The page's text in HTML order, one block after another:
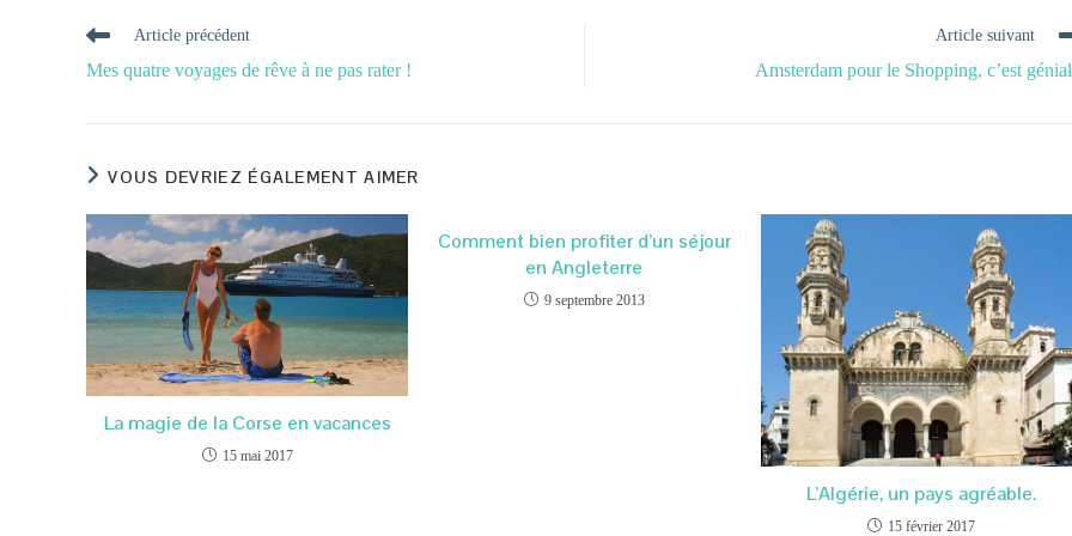
Read
articles
Article précédent
Mes quatre voyages de rêve à ne pas rater !
Article suivant
Amsterdam pour le Shopping, c’est
VOUS DEVRIEZ ÉGALEMENT AIMER
La magie de la Corse en vacances
15 mai 2017
Comment bien profiter d’un séjour
en Angleterre
9 septembre 2013
L’Algérie, un pays agréable.
15 février 2017